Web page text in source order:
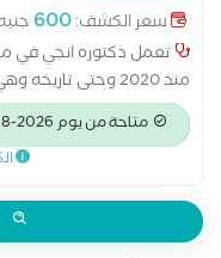
سعر الكشف:600
تعمل دكتوره انجي
منذ 2020 وحتى
العقم الاولي والثانوي و
وذلك لحصولها على
الانابيب من مستشفيات
متاحة من يوم 2026-08-08